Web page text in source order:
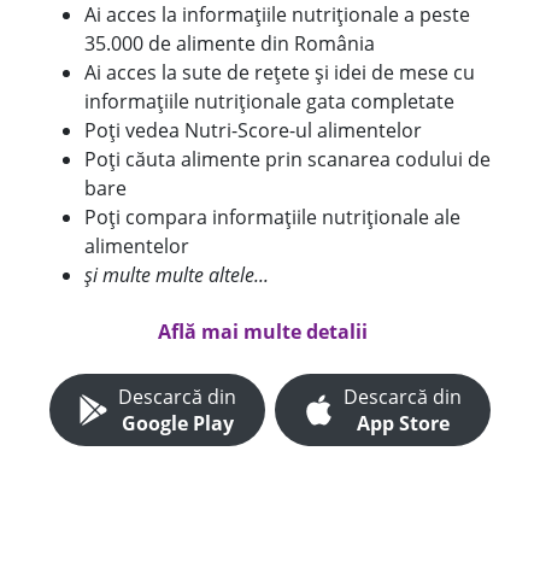
Ai acces la informațiile nutriționale a peste
35.000 de alimente din România
Ai acces la sute de rețete și idei de mese cu
informațiile nutriționale gata completate
Poți vedea Nutri-Score-ul alimentelor
Poți căuta alimente prin scanarea codului de
bare
Poți compara informațiile nutriționale ale
alimentelor
și multe multe altele...
Află mai multe detalii
Descarcă din
Google Play
Descarcă din
App Store